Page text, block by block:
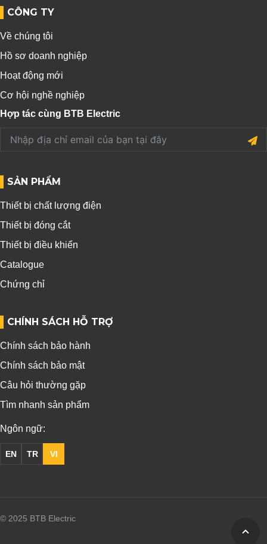
CÔNG TY
Về chúng tôi
Hồ sơ doanh nghiệp
Hoạt động mới
Cơ hội nghề nghiệp
Hợp tác cùng BTB Electric
SẢN PHẨM
Thiết bị chất lượng điện
Thiết bị đóng cắt
Thiết bị điều khiển
Catalogue
Chứng chỉ
CHÍNH SÁCH HỖ TRỢ
Chính sách bảo hành
Chính sách bảo mật
Câu hỏi thường gặp
Tìm nhanh sản phẩm
Ngôn ngữ:
VI
EN TR
© 2025 BTB Electric